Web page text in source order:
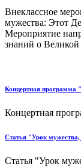
Внеклассное
мужества: Этот
Мероприятие
знаний о
Концертная программа
Концертная
Статья "Урок
Статья "Урок